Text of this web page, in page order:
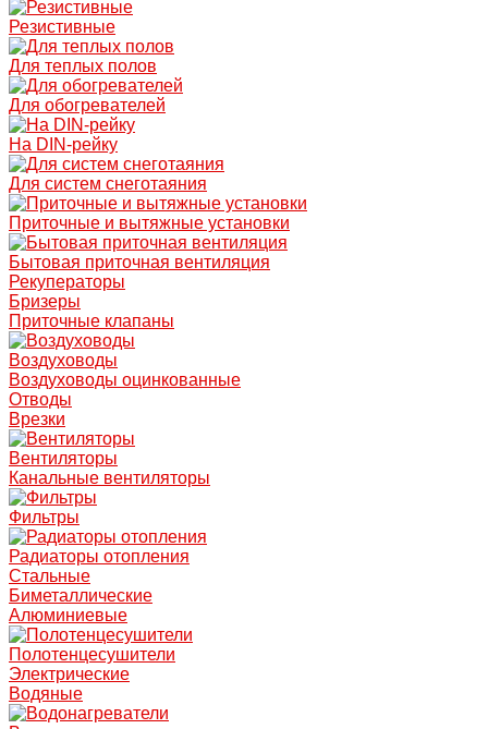
Резистивные
Для теплых полов
Для обогревателей
На DIN-рейку
Для систем снеготаяния
Приточные и вытяжные установки
Бытовая приточная вентиляция
Рекуператоры
Бризеры
Приточные клапаны
Воздуховоды
Воздуховоды оцинкованные
Отводы
Врезки
Вентиляторы
Канальные вентиляторы
Фильтры
Радиаторы отопления
Стальные
Биметаллические
Алюминиевые
Полотенцесушители
Электрические
Водяные